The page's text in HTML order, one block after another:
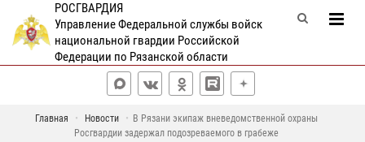
РОСГВАРДИЯ
Управление Федеральной службы войск
национальной гвардии Российской
Федерации по Рязанской области
Главная Новости
В Рязани экипаж вневедомственной охраны
Росгвардии задержал подозреваемого в грабеже